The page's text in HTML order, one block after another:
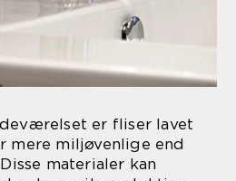
er fliser lavet
mere miljøvenlige end
materialer kan